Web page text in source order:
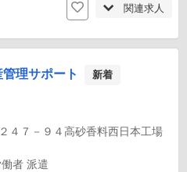
関連求人
理サポート 新着
４７－９４高砂香料西日本工場
者 派遣